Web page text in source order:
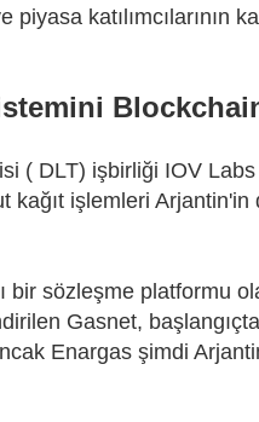
katılımcılarının
( DLT) işbirliği IOV
işlemleri Arjantin'in
bir sözleşme platformu
Gasnet,
Enargas şimdi